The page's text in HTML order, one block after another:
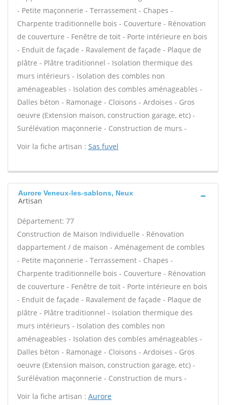
- Petite maçonnerie - Terrassement - Chapes -
Charpente traditionnelle bois - Couverture - Rénovation
de couverture - Fenêtre de toit - Porte intérieure en bois
- Enduit de façade - Ravalement de façade - Plaque de
plâtre - Plâtre traditionnel - Isolation thermique des
murs intérieurs - Isolation des combles non
aménageables - Isolation des combles aménageables -
Dalles béton - Ramonage - Cloisons - Ardoises - Gros
oeuvre (Extension maison, construction garage, etc) -
Surélévation maçonnerie - Construction de murs -
Voir la fiche artisan : Sas fuvel
Aurore Veneux-les-sablons, Neux
Artisan
Département: 77
Construction de Maison Individuelle - Rénovation
dappartement / de maison - Aménagement de combles
- Petite maçonnerie - Terrassement - Chapes -
Charpente traditionnelle bois - Couverture - Rénovation
de couverture - Fenêtre de toit - Porte intérieure en bois
- Enduit de façade - Ravalement de façade - Plaque de
plâtre - Plâtre traditionnel - Isolation thermique des
murs intérieurs - Isolation des combles non
aménageables - Isolation des combles aménageables -
Dalles béton - Ramonage - Cloisons - Ardoises - Gros
oeuvre (Extension maison, construction garage, etc) -
Surélévation maçonnerie - Construction de murs -
Voir la fiche artisan : Aurore